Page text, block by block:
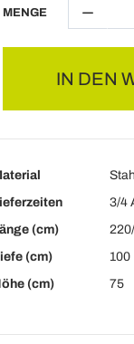
MENGE
IN DEN
Stahl
3/4
(cm)
(cm)
100
(cm)
75